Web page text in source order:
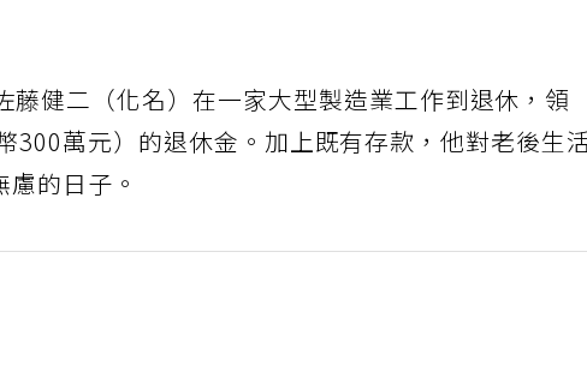
藤健二（化名）在一家大型製造業工作到退休，領
300萬元）的退休金。加上既有存款，他對老後生
的日子。